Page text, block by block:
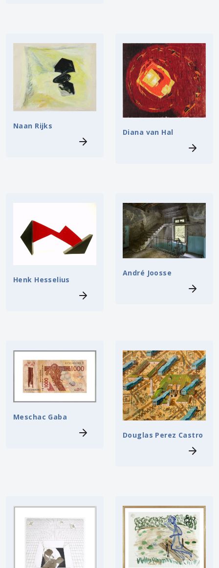
Naan Rijks
Diana van Hal
Henk Hesselius
André Joosse
Meschac Gaba
Douglas Perez Castro